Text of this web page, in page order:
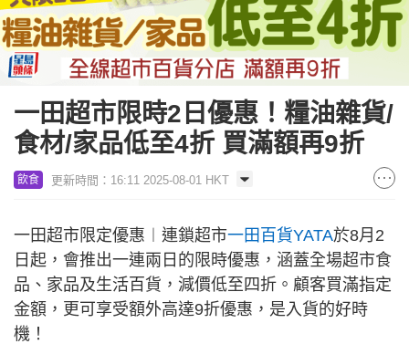
一田超市限時2日優惠！糧油雜貨/
食材/家品低至4折 買滿額再9折
飲食 更新時間：16:11 2025-08-01 HKT
一田超市限定優惠︱連鎖超市一田百貨YATA於8月2
日起，會推出一連兩日的限時優惠，涵蓋全場超市食
品、家品及生活百貨，減價低至四折。顧客買滿指定
金額，更可享受額外高達9折優惠，是入貨的好時
機！